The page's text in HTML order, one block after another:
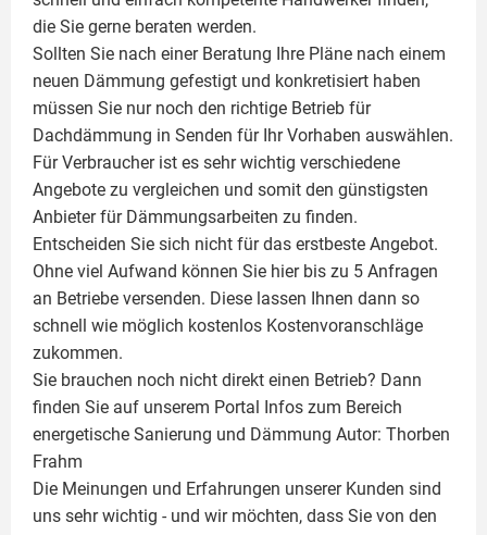
die Sie gerne beraten werden.
Sollten Sie nach einer Beratung Ihre Pläne nach einem
neuen Dämmung gefestigt und konkretisiert haben
müssen Sie nur noch den richtige Betrieb für
Dachdämmung in Senden für Ihr Vorhaben auswählen.
Für Verbraucher ist es sehr wichtig verschiedene
Angebote zu vergleichen und somit den günstigsten
Anbieter für Dämmungsarbeiten zu finden.
Entscheiden Sie sich nicht für das erstbeste Angebot.
Ohne viel Aufwand können Sie hier bis zu 5 Anfragen
an Betriebe versenden. Diese lassen Ihnen dann so
schnell wie möglich kostenlos Kostenvoranschläge
zukommen.
Sie brauchen noch nicht direkt einen Betrieb? Dann
finden Sie auf unserem Portal Infos zum Bereich
energetische Sanierung und Dämmung Autor: Thorben
Frahm
Die Meinungen und Erfahrungen unserer Kunden sind
uns sehr wichtig - und wir möchten, dass Sie von den